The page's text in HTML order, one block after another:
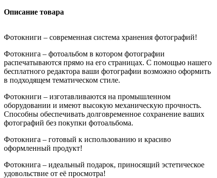
Описание товара
Фотокниги – современная система хранения фотографий!
Фотокнига – фотоальбом в котором фотографии
распечатываются прямо на его страницах. С помощью нашего
бесплатного редактора ваши фотографии возможно оформить
в подходящем тематическом стиле.
Фотокниги – изготавливаются на промышленном
оборудовании и имеют высокую механическую прочность.
Способны обеспечивать долговременное сохранение ваших
фотографий без покупки фотоальбома.
Фотокнига – готовый к использованию и красиво
оформленный продукт!
Фотокнига – идеальный подарок, приносящий эстетическое
удовольствие от её просмотра!